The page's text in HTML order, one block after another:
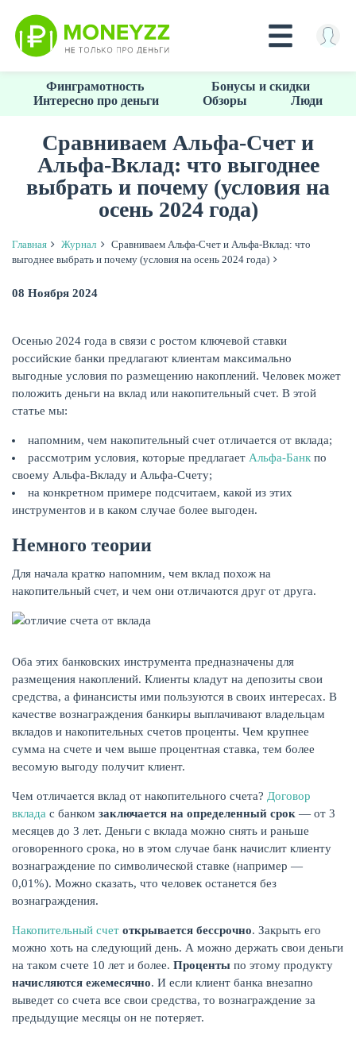
основному
КРЕДИТЫ
КАРТЫ
НАКОПЛЕНИЯ
Финграмотность
Бонусы и скидки
Интересно про деньги
Обзоры Люди
Сравниваем Альфа-Счет и
Альфа-Вклад: что выгоднее
выбрать и почему (условия на
осень 2024 года)
Главная Журнал
Сравниваем Альфа-Счет и Альфа-Вклад: что
выгоднее выбрать и почему (условия на осень 2024 года)
08 Ноября 2024
Осенью 2024 года в связи с ростом ключевой ставки
российские банки предлагают клиентам максимально
выгодные условия по размещению накоплений. Человек может
положить деньги на вклад или накопительный счет. В этой
статье мы:
напомним, чем накопительный счет отличается от вклада;
рассмотрим условия, которые предлагает Альфа-Банк по
своему Альфа-Вкладу и Альфа-Счету;
на конкретном примере подсчитаем, какой из этих
инструментов и в каком случае более выгоден.
Немного теории
Для начала кратко напомним, чем вклад похож на
накопительный счет, и чем они отличаются друг от друга.
Оба этих банковских инструмента предназначены для
размещения накоплений. Клиенты кладут на депозиты свои
средства, а финансисты ими пользуются в своих интересах. В
качестве вознаграждения банкиры выплачивают владельцам
вкладов и накопительных счетов проценты. Чем крупнее
сумма на счете и чем выше процентная ставка, тем более
весомую выгоду получит клиент.
Чем отличается вклад от накопительного счета? Договор
вклада с банком заключается на определенный срок — от 3
месяцев до 3 лет. Деньги с вклада можно снять и раньше
оговоренного срока, но в этом случае банк начислит клиенту
вознаграждение по символической ставке (например —
0,01%). Можно сказать, что человек останется без
вознаграждения.
Накопительный счет открывается бессрочно. Закрыть его
можно хоть на следующий день. А можно держать свои деньги
на таком счете 10 лет и более. Проценты по этому продукту
начисляются ежемесячно. И если клиент банка внезапно
выведет со счета все свои средства, то вознаграждение за
предыдущие месяцы он не потеряет.